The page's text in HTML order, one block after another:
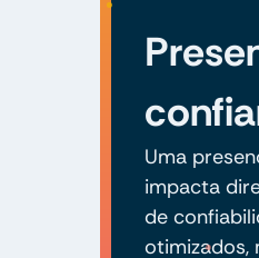
Uma
impacta
de
otimizados,